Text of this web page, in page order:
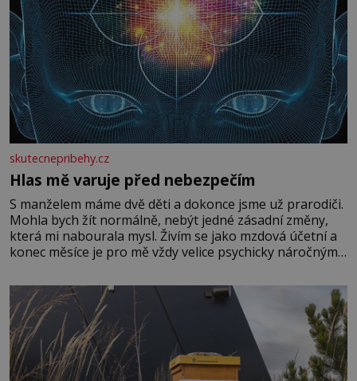
skutecnepribehy.cz
Hlas mě varuje před nebezpečím
S manželem máme dvě děti a dokonce jsme už prarodiči.
Mohla bych žít normálně, nebýt jedné zásadní změny,
která mi nabourala mysl. Živím se jako mzdová účetní a
konec měsíce je pro mě vždy velice psychicky náročným
dál častěji volá o pomoc, co se hlídání týče. Dalo by se